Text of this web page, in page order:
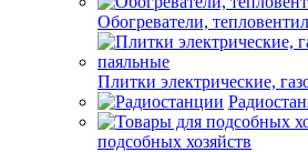
Обогреватели,
Плитки электрические,
подсобных хозяйств